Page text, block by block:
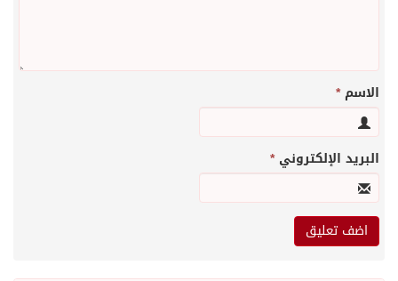
الاسم*
البريد الإلكتروني*